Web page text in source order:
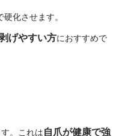
化させます。
げやすい方におすすめで
。これは自爪が健康で強